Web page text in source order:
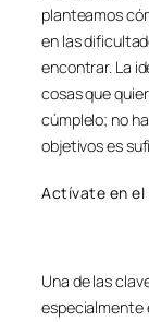
planteamos
en las
encontrar. La
cosas que
cúmplelo; no
objetivos es
Actívate en el
Una de las
especialmente